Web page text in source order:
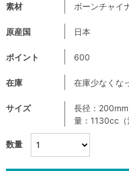
数量
素材 ボーンチャイ
原産国 日本
ポイント 600
在庫 在庫少なくな
サイズ
長径：
量：1130cc（